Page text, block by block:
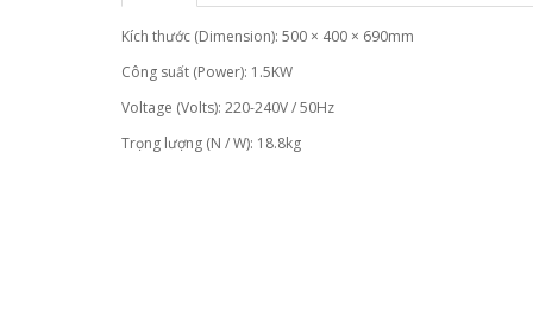
Kích thước (Dimension): 500 × 400 × 690mm
Công suất (Power): 1.5KW
Voltage (Volts): 220-240V / 50Hz
Trọng lượng (N / W): 18.8kg